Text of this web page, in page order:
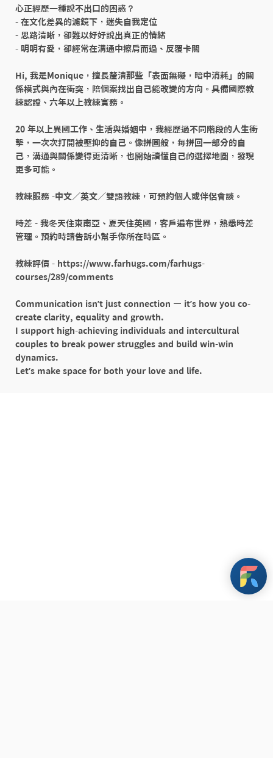
心正經歷一種說不出口的困惑？
- 在文化差異的濾鏡下，迷失自我定位
- 思路清晰，卻難以好好說出真正的情緒
- 明明有愛，卻經常在溝通中擦肩而過、反覆卡關
Hi, 我是Monique，擅長釐清那些「表面無礙，暗中消耗」的關
係模式與內在衝突，陪個案找出自己能改變的方向。具備國際教
練認證、六年以上教練實務。
20 年以上異國工作、生活與婚姻中，我經歷過不同階段的人生衝
擊，一次次打開被壓抑的自己。像拼圖般，每拼回一部分的自
己，溝通與關係變得更清晰，也開始讀懂自己的選擇地圖，發現
更多可能。
教練服務 -中文／英文／雙語教練，可預約個人或伴侶會談。
時差 - 我冬天住東南亞、夏天住英國，客戶遍布世界，熟悉時差
管理。預約時請告訴小幫手你所在時區。
教練評價 - https://www.farhugs.com/farhugs-
courses/289/comments
Communication isn’t just connection — it’s how you co-
create clarity, equality and growth.
I support high-achieving individuals and intercultural
couples to break power struggles and build win-win
dynamics.